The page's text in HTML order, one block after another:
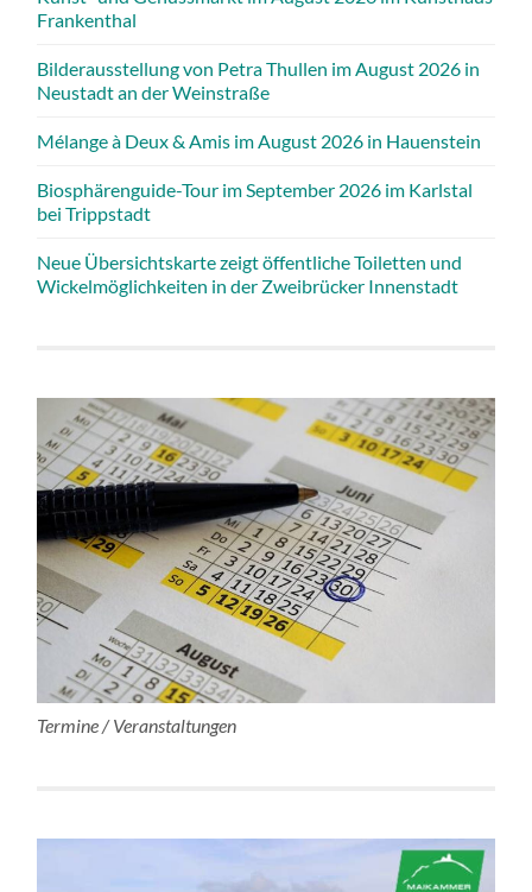
Frankenthal
Bilderausstellung von Petra Thullen im August 2026 in
Neustadt an der Weinstraße
Mélange à Deux & Amis im August 2026 in Hauenstein
Biosphärenguide-Tour im September 2026 im Karlstal
bei Trippstadt
Neue Übersichtskarte zeigt öffentliche Toiletten und
Wickelmöglichkeiten in der Zweibrücker Innenstadt
Termine / Veranstaltungen